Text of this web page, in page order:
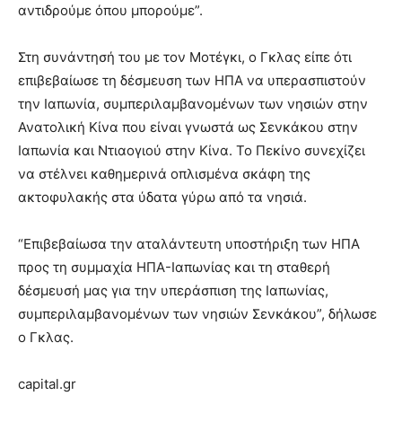
αντιδρούμε όπου μπορούμε”.
Στη συνάντησή του με τον Μοτέγκι, ο Γκλας είπε ότι
επιβεβαίωσε τη δέσμευση των ΗΠΑ να υπερασπιστούν
την Ιαπωνία, συμπεριλαμβανομένων των νησιών στην
Ανατολική Κίνα που είναι γνωστά ως Σενκάκου στην
Ιαπωνία και Ντιαογιού στην Κίνα. Το Πεκίνο συνεχίζει
να στέλνει καθημερινά οπλισμένα σκάφη της
ακτοφυλακής στα ύδατα γύρω από τα νησιά.
“Επιβεβαίωσα την αταλάντευτη υποστήριξη των ΗΠΑ
προς τη συμμαχία ΗΠΑ-Ιαπωνίας και τη σταθερή
δέσμευσή μας για την υπεράσπιση της Ιαπωνίας,
συμπεριλαμβανομένων των νησιών Σενκάκου”, δήλωσε
ο Γκλας.
capital.gr